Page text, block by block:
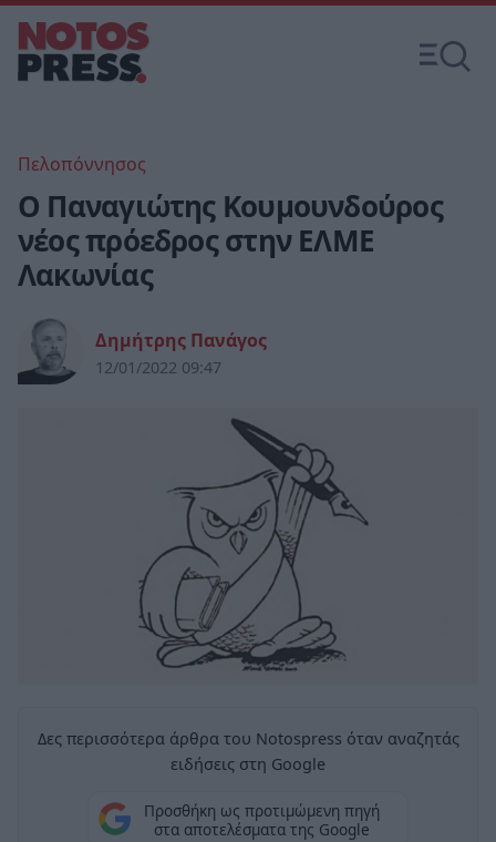
Πελοπόννησος
Ο Παναγιώτης Κουμουνδούρος
νέος πρόεδρος στην ΕΛΜΕ
Λακωνίας
Δημήτρης Πανάγος
12/01/2022 09:47
Δες περισσότερα άρθρα του Notospress όταν αναζητάς
ειδήσεις στη Google
Προσθήκη ως προτιμώμενη πηγή
στα αποτελέσματα της Google